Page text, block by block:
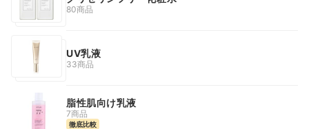
80商品
UV乳液
33商品
脂性肌向け乳液
7商品
徹底比較